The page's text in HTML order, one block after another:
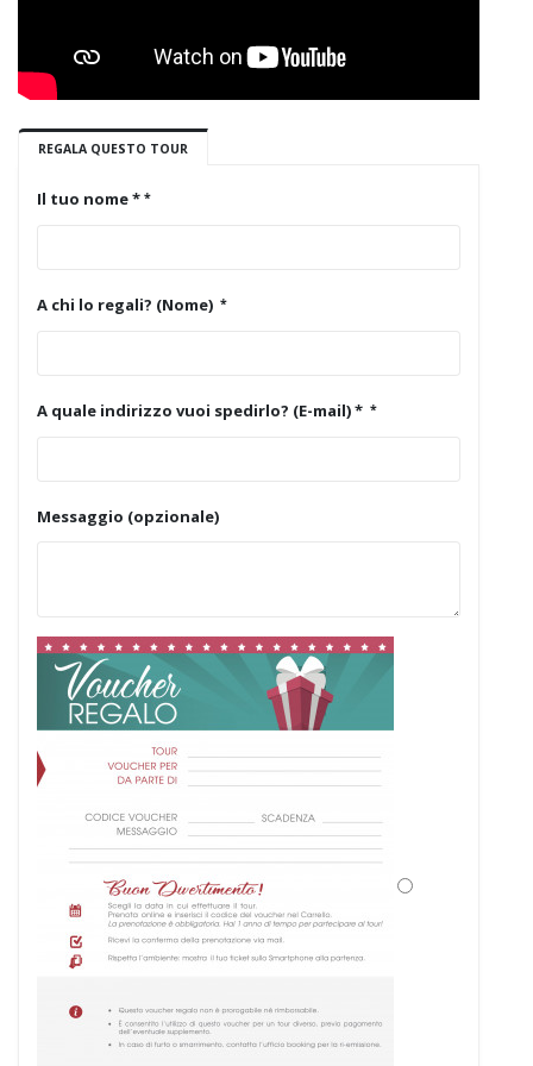
REGALA QUESTO TOUR
Il tuo nome *
A chi lo regali? (Nome)
A quale indirizzo vuoi spedirlo? (E-mail) *
Messaggio (opzionale)